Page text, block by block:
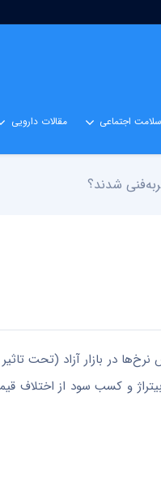
اجتماعی مقالات دارویی
شدند؟
در بازار آزاد (تحت
و کسب سود از اختلاف